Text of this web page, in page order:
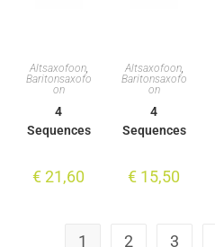
Altsaxofoon,
Baritonsaxofo
on
4
Sequences
€21,60
Altsaxofoon,
Baritonsaxofo
on
4
Sequences
€ 15,50
1 2 3